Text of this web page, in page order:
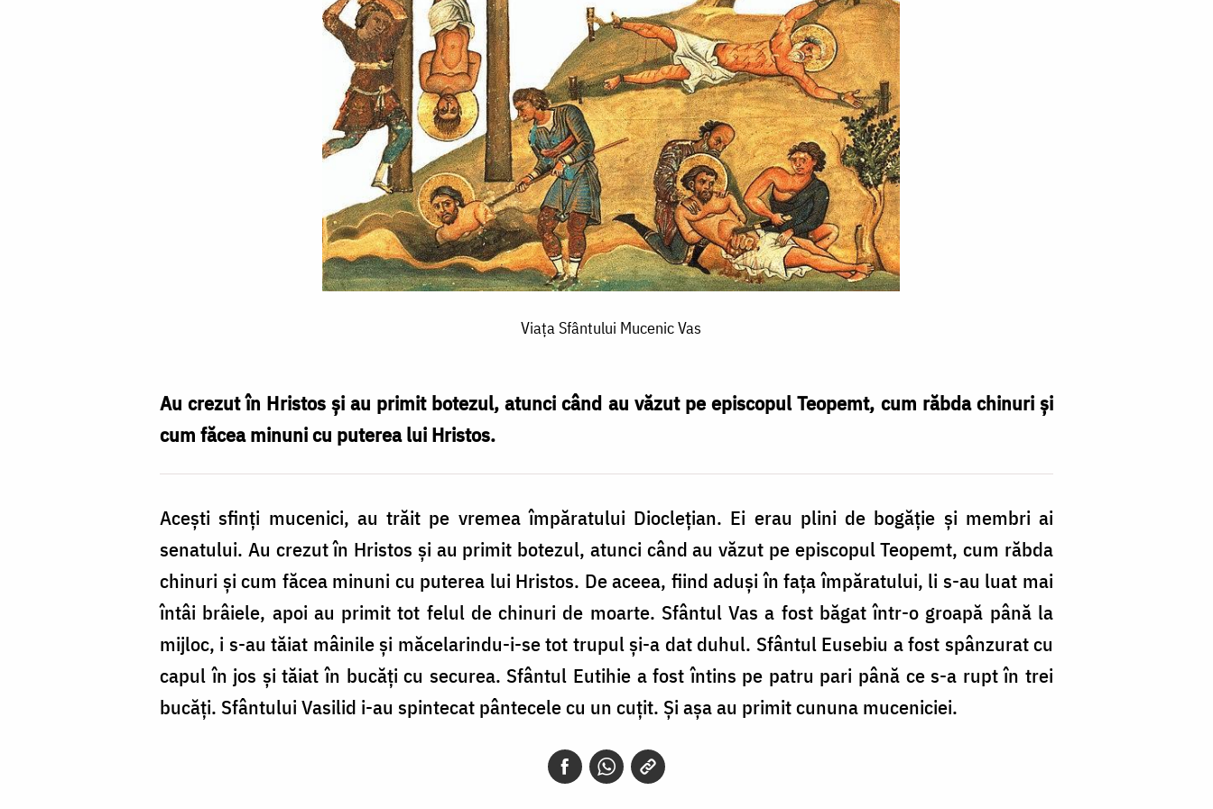
Viața Sfântului Mucenic Vas
Au crezut în Hristos şi au primit botezul, atunci când au văzut pe episcopul Teopemt, cum răbda chinuri şi
cum făcea minuni cu puterea lui Hristos.
Aceşti sfinţi mucenici, au trăit pe vremea împăratului Diocleţian. Ei erau plini de bogăţie şi membri ai
senatului. Au crezut în Hristos şi au primit botezul, atunci când au văzut pe episcopul Teopemt, cum răbda
chinuri şi cum făcea minuni cu puterea lui Hristos. De aceea, fiind aduşi în faţa împăratului, li s-au luat mai
întâi brâiele, apoi au primit tot felul de chinuri de moarte. Sfântul Vas a fost băgat într-o groapă până la
mijloc, i s-au tăiat mâinile şi măcelarindu-i-se tot trupul şi-a dat duhul. Sfântul Eusebiu a fost spânzurat cu
capul în jos şi tăiat în bucăţi cu securea. Sfântul Eutihie a fost întins pe patru pari până ce s-a rupt în trei
bucăţi. Sfântului Vasilid i-au spintecat pântecele cu un cuţit. Şi aşa au primit cununa muceniciei.